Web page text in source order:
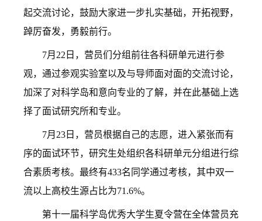
起交流讨论，鼓励大家进一步扎实基础，开拓视野，
踔厉奋发，勇毅前行。
7月22日，营员们分组前往各科研单元进行参
观，通过参观实验室以及与导师面对面的交流讨论，
加深了对科学岛和意向专业的了解，并在此基础上选
择了面试研究所和专业。
7月23日，营员根据自己的志愿，进入紧张而有
序的面试环节，研究生处组织各科研单元分组进行综
合素质考核。最终有433名同学通过考核，其中双一
流以上高校生源占比为71.6%。
第十一届科学岛优秀大学生夏令营在全体营员充